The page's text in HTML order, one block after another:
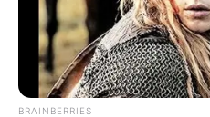
BRAINBERRIES